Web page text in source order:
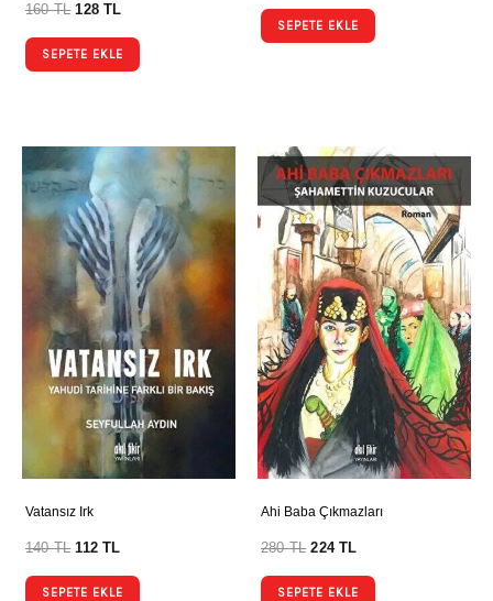
160TL 128TL
SEPETE EKLE
SEPETE EKLE
Vatansız Irk
140TL 112TL
SEPETE EKLE
Ahi Baba Çıkmazları
280TL 224TL
SEPETE EKLE